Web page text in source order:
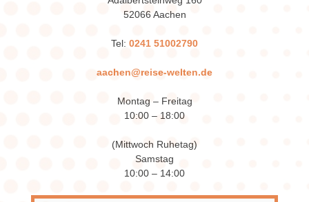
52066 Aachen
Tel: 0241 51002790
aachen@reise-welten.de
Montag – Freitag
10:00 – 18:00
(Mittwoch Ruhetag)
Samstag
10:00 – 14:00